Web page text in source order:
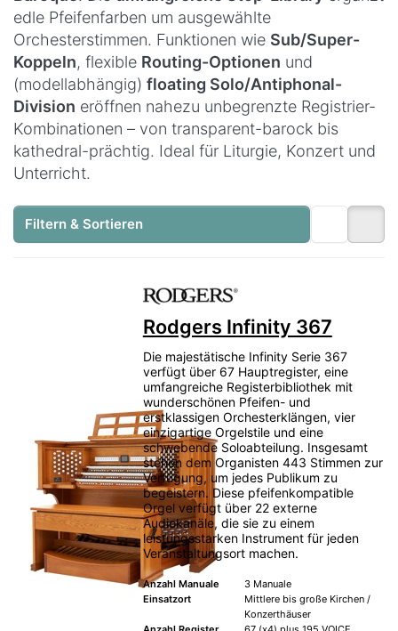
edle Pfeifenfarben um ausgewählte
Orchesterstimmen. Funktionen wie Sub/Super-
Koppeln, flexible Routing-Optionen und
(modellabhängig) floating Solo/Antiphonal-
Division eröffnen nahezu unbegrenzte Registrier-
Kombinationen – von transparent-barock bis
kathedral-prächtig. Ideal für Liturgie, Konzert und
Unterricht.
Filtern & Sortieren
Rodgers Infinity 367
Die majestätische Infinity Serie 367
verfügt über 67 Hauptregister, eine
umfangreiche Registerbibliothek mit
wunderschönen Pfeifen- und
erstklassigen Orchesterklängen, vier
einzigartige Orgelstile und eine
schwebende Soloabteilung. Insgesamt
stehen dem Organisten 443 Stimmen zur
Verfügung, um jedes Publikum zu
begeistern. Diese pfeifenkompatible
Orgel verfügt über 22 externe
Audiokanäle, die sie zu einem
leistungsstarken Instrument für jeden
Veranstaltungsort machen.
Anzahl Manuale
3 Manuale
Einsatzort
Mittlere bis große Kirchen /
Konzerthäuser